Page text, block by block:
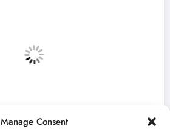
Manage Consent